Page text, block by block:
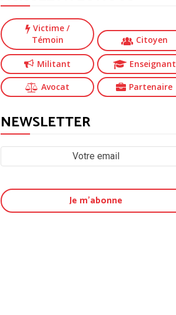
Victime/
Témoin
Citoyen
Militant Enseignant
Avocat Partenaire
NEWSLETTER